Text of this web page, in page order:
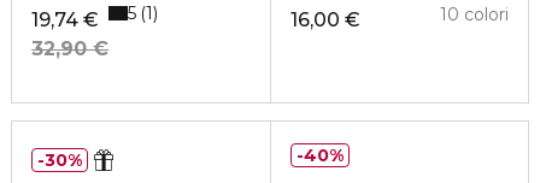
19,74 €
32,90 €
5 1 16,00 € 10 colori
30% 40%